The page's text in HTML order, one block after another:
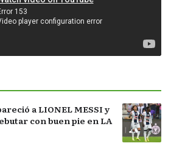
a LIONEL MESSI y
con buen pie en LA